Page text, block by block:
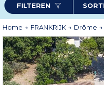
kiest voor een natuurvakantie, een
ontdekking, Grignan biedt een
natuurgetrouw verblijf in de
FILTEREN
Home FRANKRIJK Drôme